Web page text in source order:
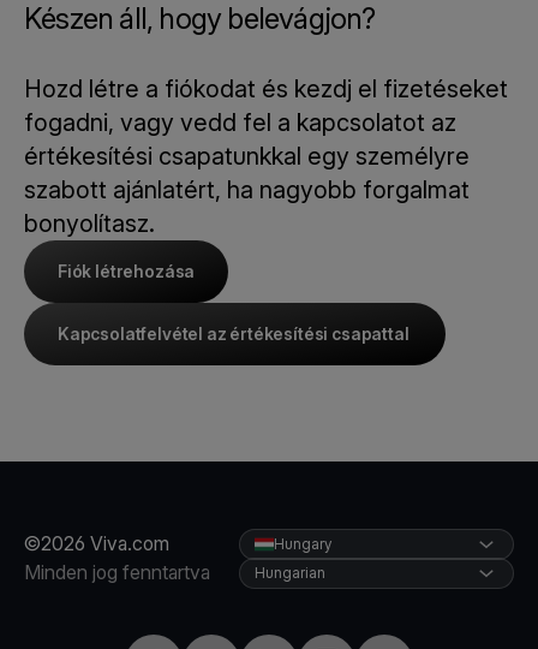
Készen áll, hogy belevágjon?
Hozd létre a fiókodat és kezdj el fizetéseket
fogadni, vagy vedd fel a kapcsolatot az
értékesítési csapatunkkal egy személyre
szabott ajánlatért, ha nagyobb forgalmat
bonyolítasz.
Fiók létrehozása
Kapcsolatfelvétel az értékesítési csapattal
©2026 Viva.com
Minden jog fenntartva
Hungary
Hungarian